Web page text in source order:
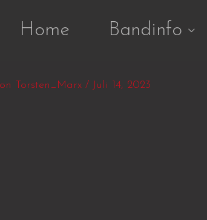
Home Bandinfo
Torsten_Marx / Juli 14, 2023